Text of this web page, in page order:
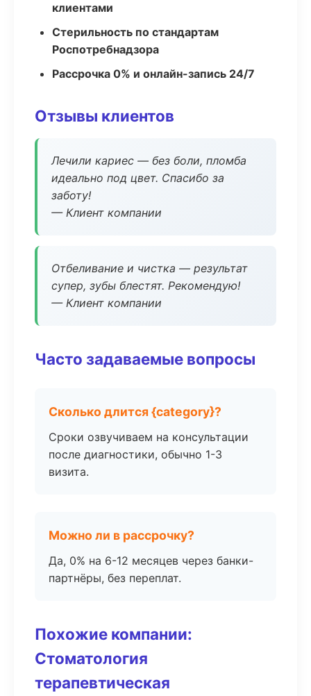
клиентами
Стерильность по стандартам
Роспотребнадзора
Рассрочка 0% и онлайн-запись 24/7
Отзывы клиентов
Лечили кариес — без боли, пломба
идеально под цвет. Спасибо за
заботу!
— Клиент компании
Отбеливание и чистка — результат
супер, зубы блестят. Рекомендую!
— Клиент компании
Часто задаваемые вопросы
Сколько длится {category}?
Сроки озвучиваем на консультации
после диагностики, обычно 1-3
визита.
Можно ли в рассрочку?
Да, 0% на 6-12 месяцев через банки-
партнёры, без переплат.
Похожие компании:
Стоматология
терапевтическая